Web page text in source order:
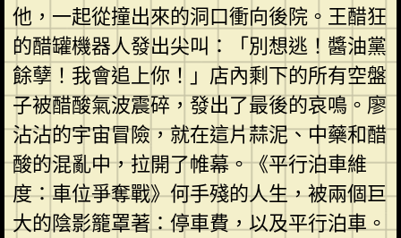
他，一起從撞出來的洞口衝向後院。王醋狂
的醋罐機器人發出尖叫：「別想逃！醬油黨
餘孽！我會追上你！」店內剩下的所有空盤
子被醋酸氣波震碎，發出了最後的哀鳴。廖
沾沾的宇宙冒險，就在這片蒜泥、中藥和醋
酸的混亂中，拉開了帷幕。《平行泊車維
度：車位爭奪戰》何手殘的人生，被兩個巨
大的陰影籠罩著：停車費，以及平行泊車。